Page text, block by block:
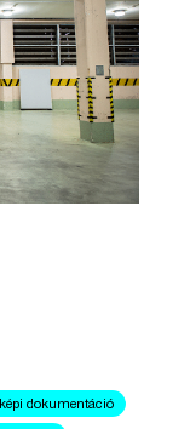
képi dokumentáció